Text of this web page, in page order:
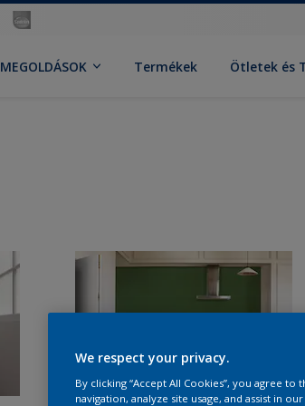
MEGOLDÁSOK Termékek Ötletek és
We respect your privacy.
By clicking “Accept All Cookies”, you agree
navigation, analyze site usage, and assist in